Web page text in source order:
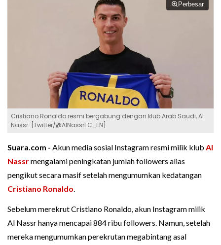
Perbesar
Cristiano Ronaldo resmi bergabung dengan klub Arab Saudi, Al
Nassr. [Twitter/@AlNassrFC_EN]
Suara.com - Akun media sosial Instagram resmi milik klub Al
Nassrmengalami peningkatan jumlah followers alias
pengikut secara masif setelah mengumumkan kedatangan
Cristiano Ronaldo.
Sebelum merekrut Cristiano Ronaldo, akun Instagram milik
Al Nassr hanya mencapai 884 ribu followers. Namun, setelah
mereka mengumumkan perekrutan megabintang asal